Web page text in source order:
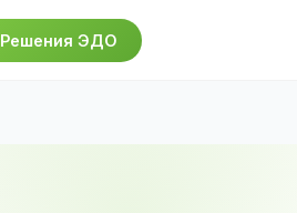
Решения ЭДО